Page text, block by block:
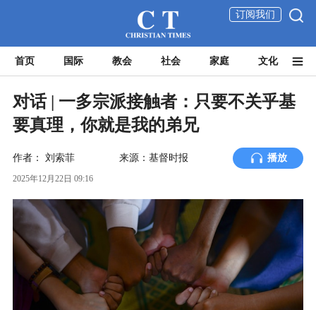
订阅我们
首页 国际 教会 社会 家庭 文化
对话 | 一多宗派接触者：只要不关乎基
要真理，你就是我的弟兄
作者： 刘索菲 来源：基督时报 播放
2025年12月22日 09:16